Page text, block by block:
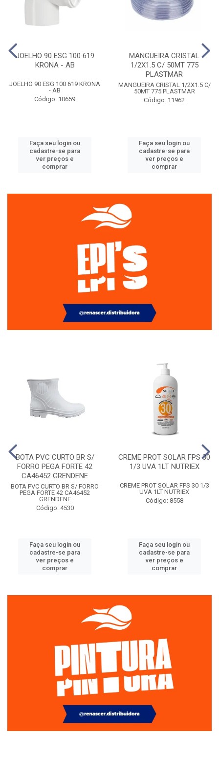
JOELHO 90 ESG 100 619
KRONA - AB
JOELHO 90 ESG 100 619 KRONA
- AB
Código: 10659
Faça seu login ou
cadastre-se para
ver preços e
comprar
MANGUEIRA CRISTAL
1/2X1.5 C/ 50MT 775
PLASTMAR
MANGUEIRA CRISTAL 1/2X1.5 C/
50MT 775 PLASTMAR
Código: 11962
Faça seu login ou
cadastre-se para
ver preços e
comprar
BOTA PVC CURTO BR S/
FORRO PEGA FORTE 42
CA46452 GRENDENE
BOTA PVC CURTO BR S/ FORRO
PEGA FORTE 42 CA46452
GRENDENE
Código: 4530
Faça seu login ou
cadastre-se para
ver preços e
comprar
CREME PROT SOLAR FPS 30
1/3 UVA 1LT NUTRIEX
CREME PROT SOLAR FPS 30 1/3
UVA 1LT NUTRIEX
Código: 8558
Faça seu login ou
cadastre-se para
ver preços e
comprar